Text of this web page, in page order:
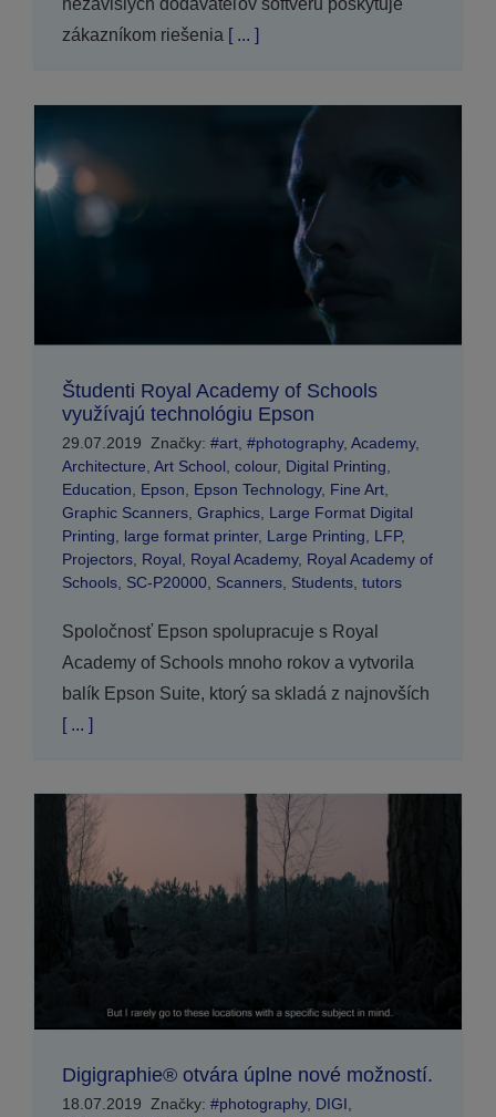
nezávislých dodávateľov softvéru poskytuje
zákazníkom riešenia[ ... ]
Študenti Royal Academy of Schools
využívajú technológiu Epson
29.07.2019 Značky: #art, #photography, Academy,
Architecture Art School colour, Digital Printing
Education
Epson Epson Technology, Fine Art,
Graphic Scanners, Graphics, Large Format Digital
Printing
large format printer, Large Printing LFP,
Projectors, Royal Royal Academy, Royal Academy of
Schools, SC-P20000, Scanners, Students, tutors
Spoločnosť Epson spolupracuje s Royal
Academy of Schools mnoho rokov a vytvorila
balík Epson Suite, ktorý sa skladá z najnovších
[ ... ]
Digigraphie® otvára úplne nové možností.
18.07.2019 Značky: #photography, DIGI